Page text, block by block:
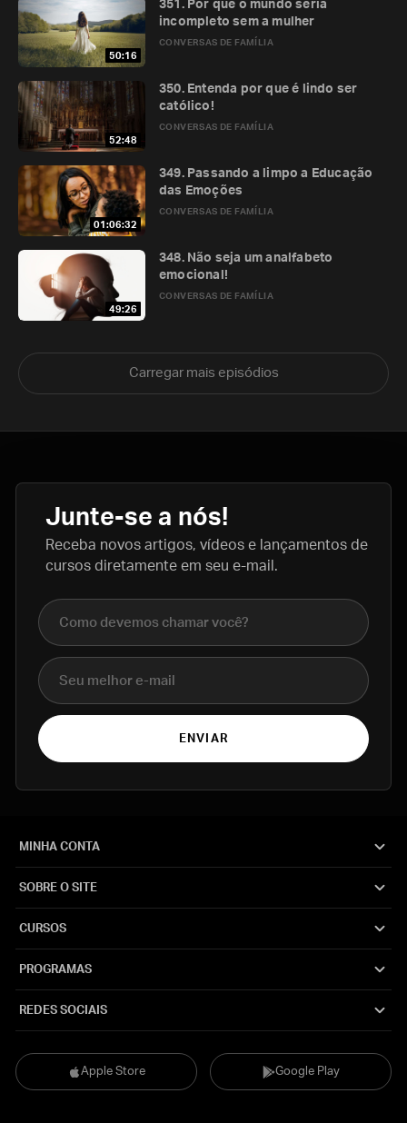
50:16
CONVERSAS DE FAMÍLIA
351. Por que o mundo seria
incompleto sem a mulher
52:48
CONVERSAS DE FAMÍLIA
350. Entenda por que é lindo ser
católico!
01:06:32
CONVERSAS DE FAMÍLIA
349. Passando a limpo a Educação
das Emoções
49:26
CONVERSAS DE FAMÍLIA
348. Não seja um analfabeto
emocional!
Carregar mais episódios
Junte-se a nós!
Receba novos artigos, vídeos e lançamentos de
cursos diretamente em seu e-mail.
Nome completo
E-mail
ENVIAR
Apple Store Google Play
MINHA CONTA
SOBRE O SITE
CURSOS
PROGRAMAS
REDES SOCIAIS